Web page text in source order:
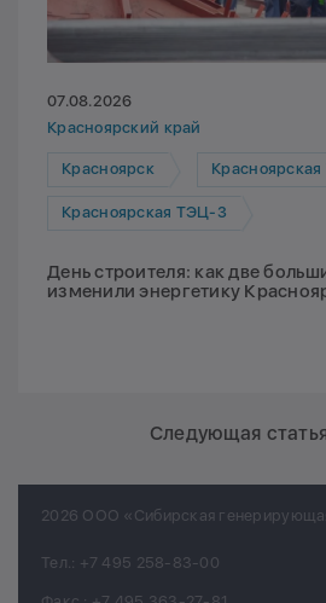
07.08.2026
Красноярский край
Красноярск
Красноярская ТЭЦ-3
День строителя: как две
изменили энергетику
Следующая
2026 ООО «Сибирская
Тел.: +7 495 258-83-00